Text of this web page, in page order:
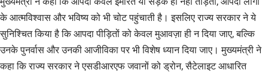
के आत्मविश्वास और भविष्य को भी चोट पहुंचाती है। इसलिए राज्य सरकार ने ये
सुनिश्चित किया है कि आपदा पीड़ितों को केवल मुआवज़ा ही न दिया जाए, बल्कि
उनके पुनर्वास और उनकी आजीविका पर भी विशेष ध्यान दिया जाए। मुख्यमंत्री ने
कहा कि राज्य सरकार ने एसडीआरएफ जवानों को ड्रोन, सैटेलाइट आधारित